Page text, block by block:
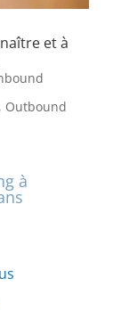
et à
Outbound
à